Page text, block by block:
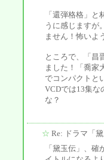
「還弾格格」
うに感じますが
ません！怖いよ
ところで、「昌
ました！「喬家
でコンパクトと
VCDでは13集な
な？
☆ Re: ドラマ「黛
「黛玉伝」、